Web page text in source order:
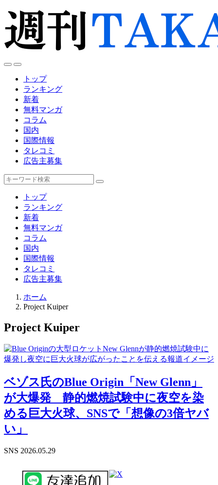
トップ
ランキング
新着
無料マンガ
コラム
国内
国際情報
タレコミ
広告主募集
キ
トップ
ランキング
新着
無料マンガ
コラム
国内
国際情報
タレコミ
広告主募集
ホーム
Project Kuiper
Project Kuiper
ベゾス氏のBlue Origin「New Glenn」
が大爆発 静的燃焼試験中に夜空を染
める巨大火球、SNSで「想像の3倍ヤバ
い」
SNS 2026.05.29